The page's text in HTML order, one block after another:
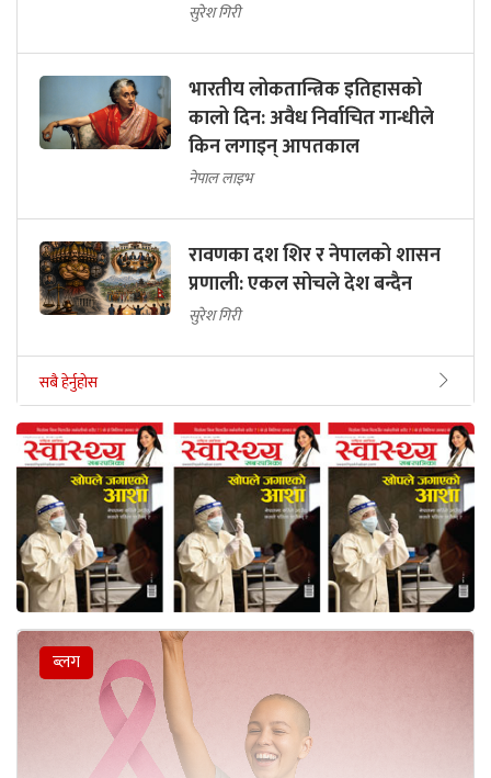
सुरेश गिरी
भारतीय लोकतान्त्रिक इतिहासको
कालो दिन: अवैध निर्वाचित गान्धीले
किन लगाइन् आपतकाल
नेपाल लाइभ
रावणका दश शिर र नेपालको शासन
प्रणाली: एकल सोचले देश बन्दैन
सुरेश गिरी
सबै हेर्नुहोस
ब्लग